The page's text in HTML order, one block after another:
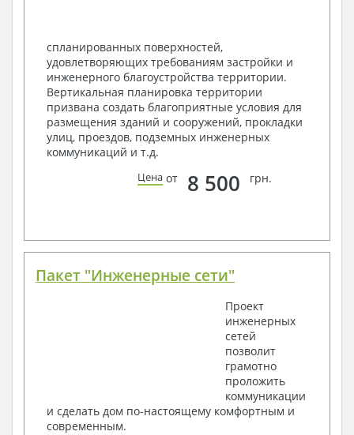
Архитектурные узлы в конструкциях
2. Конструктивный раздел:
Общие данные по проекту
Схемы расположения и расчеты фундаментов
Элементы каркаса – схемы расположения
Схема расположения перекрытий
Опоры перекрытия на стены или Узлы
Элементы кровли – схемы расположения
3. Инженерный раздел (приобретается по желанию
за дополнительную плату):
Условные обозначения с общими данными
Поэтажная система водоснабжения и
Аксонометрическая схема водоснабжения и
Узлы и спецификация материалов
Отопление, вентиляция
спланированных поверхностей,
удовлетворяющих требованиям застройки и
инженерного благоустройства территории.
Вертикальная планировка территории
призвана создать благоприятные условия для
размещения зданий и сооружений, прокладки
улиц, проездов, подземных инженерных
коммуникаций и т.д.
Цена от 8 500 грн.
Пакет "Инженерные сети"
Проект
инженерных
сетей
позволит
грамотно
проложить
коммуникации
и сделать дом по-настоящему комфортным и
современным.